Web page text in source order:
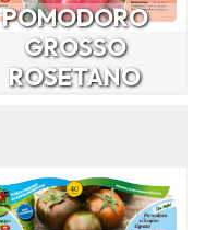
POMODORO
GROSSO
ROSETANO